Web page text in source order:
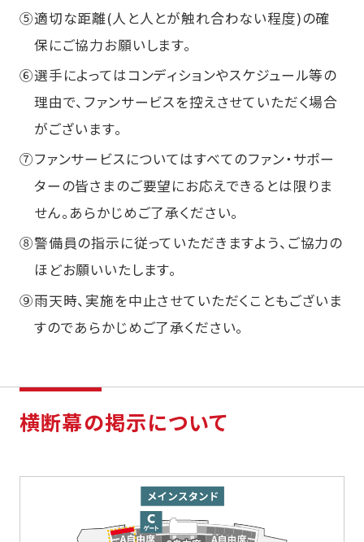
⑤適切な距離(人と人とが触れ合わない程度)の確
保にご協力お願いします。
⑥選手によってはコンディションやスケジュール等の
理由で、ファンサービスを控えさせていただく場合
がございます。
⑦ファンサービスについてはすべてのファン・サポー
ターの皆さまのご要望にお応えできるとは限りま
せん。あらかじめご了承ください。
⑧警備員の指示に従っていただきますよう、ご協力の
ほどお願いいたします。
⑨雨天時、実施を中止させていただくこともございま
すのであらかじめご了承ください。
横断幕の掲示について